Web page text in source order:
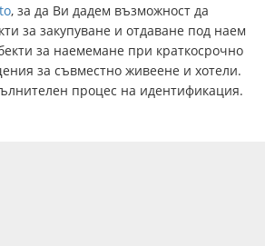
, за да Ви дадем възможност да
за закупуване и отдаване под наем
за наемемане при краткосрочно
за съвместно живеене и хотели.
процес на идентификация.